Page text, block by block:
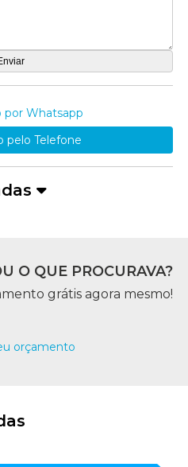
por Whatsapp
pelo Telefone
O QUE PROCURAVA?
grátis agora mesmo!
orçamento